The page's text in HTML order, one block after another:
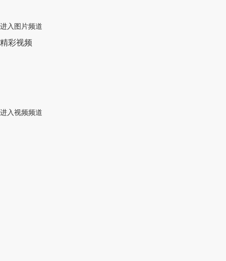
进入图片频道
精彩视频
进入视频频道